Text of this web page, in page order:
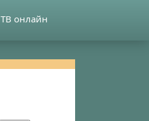
ТВ онлайн